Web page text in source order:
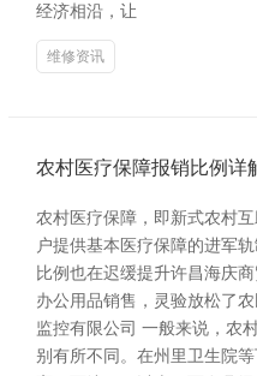
经济相沿，让
维修资讯
农村医疗保障报销比例详
农村医疗保障，即新式农村
户提供基本医疗保障的进军
比例也在迟缓提升许昌海庆
办公用品销售，灵验放松了
监控有限公司 一般来说，农
别有所不同。在州里卫生院